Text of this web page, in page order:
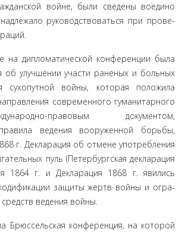
войне, были сведены воедино
руководствоваться при прове­
на дипломатической конференции была
об улучшении участи раненых и больных
войны, которая по­ложила
современного гума­нитарного
правовым документом,
ведения вооруженной борьбы,
г. Декларация об отмене употребления
пуль (Петербургская деклара­ция
1864 г. и Декларация 1868 г. явились
защиты жертв войны и огра­
ведения войны.
Брюссельская конференция, на ко­торой